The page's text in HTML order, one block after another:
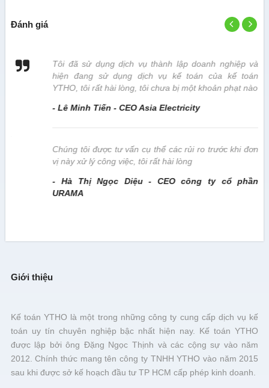
Đánh giá
Tôi đã sử dụng dịch vụ thành lập doanh nghiệp và
hiện đang sử dụng dịch vụ kế toán của kế toán
YTHO, tôi rất hài lòng, tôi chưa bị một khoản phạt nào
- Lê Minh Tiến - CEO Asia Electricity
Chúng tôi được tư vấn cụ thể các rủi ro trước khi đơn
vị này xử lý công việc, tôi rất hài lòng
- Hà Thị Ngọc Diệu - CEO công ty cổ phần
URAMA
Giới thiệu
Kế toán YTHO là một trong những công ty cung cấp dịch vụ kế
toán uy tín chuyên nghiệp bậc nhất hiện nay. Kế toán YTHO
được lập bởi ông Đặng Ngọc Thịnh và các cộng sự vào năm
2012. Chính thức mang tên công ty TNHH YTHO vào năm 2015
sau khi được sở kế hoạch đầu tư TP HCM cấp phép kinh doanh.